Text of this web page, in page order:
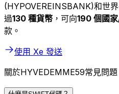
(HYPOVEREINSBANK)和世
過130 種貨幣 ，可向190 個國
款。
使用 Xe 發送
關於HYVEDEMME59常見問題